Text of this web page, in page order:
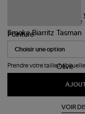
Pointure
Prendre votre taille
VOIR